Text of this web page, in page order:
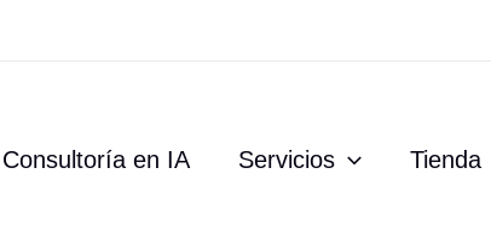
Consultoría en IA Servicios Tienda